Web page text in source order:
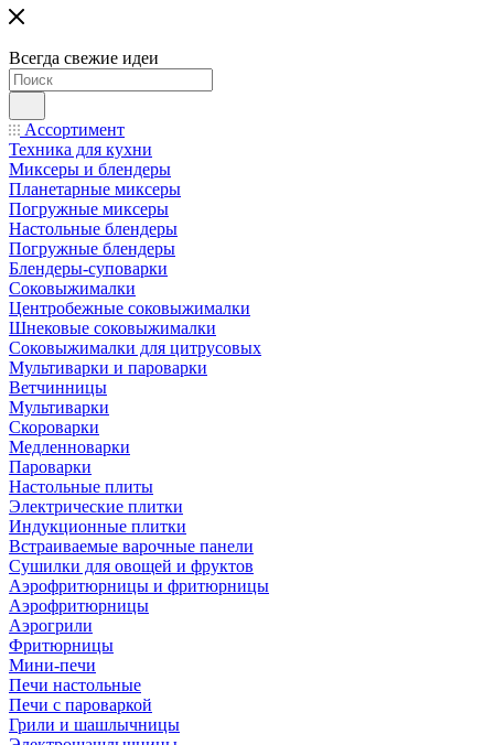
Всегда свежие идеи
Ассортимент
Техника для кухни
Миксеры и блендеры
Планетарные миксеры
Погружные миксеры
Настольные блендеры
Погружные блендеры
Блендеры-суповарки
Соковыжималки
Центробежные соковыжималки
Шнековые соковыжималки
Соковыжималки для цитрусовых
Мультиварки и пароварки
Ветчинницы
Мультиварки
Скороварки
Медленноварки
Пароварки
Настольные плиты
Электрические плитки
Индукционные плитки
Встраиваемые варочные панели
Сушилки для овощей и фруктов
Аэрофритюрницы и фритюрницы
Аэрофритюрницы
Аэрогрили
Фритюрницы
Мини-печи
Печи настольные
Печи с пароваркой
Грили и шашлычницы